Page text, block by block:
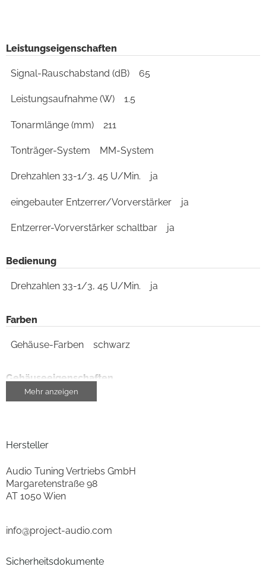
Leistungseigenschaften
Signal-Rauschabstand (dB) 65
Leistungsaufnahme (W) 1.5
Tonarmlänge (mm) 211
Tonträger-System MM-System
Drehzahlen 33-1/3, 45 U/Min. ja
eingebauter Entzerrer/Vorverstärker ja
Entzerrer-Vorverstärker schaltbar ja
Bedienung
Drehzahlen 33-1/3, 45 U/Min. ja
Farben
Gehäuse-Farben schwarz
Gehäuseeigenschaften
Farbe schwarz
Riemenantrieb ja
Mehr anzeigen
Hersteller
Audio Tuning Vertriebs GmbH
Margaretenstraße 98
AT 1050 Wien
info@project-audio.com
Sicherheitsdokumente